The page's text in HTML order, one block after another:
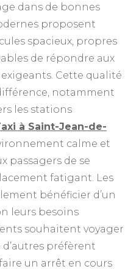
dans de bonnes
proposent
spacieux, propres
de répondre aux
Cette qualité
notamment
les stations
à Saint-Jean-de-
calme et
passagers de se
fatigant. Les
bénéficier d’un
leurs besoins
souhaitent voyager
préfèrent
un arrêt en cours